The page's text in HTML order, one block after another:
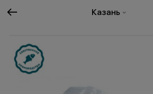
Казань